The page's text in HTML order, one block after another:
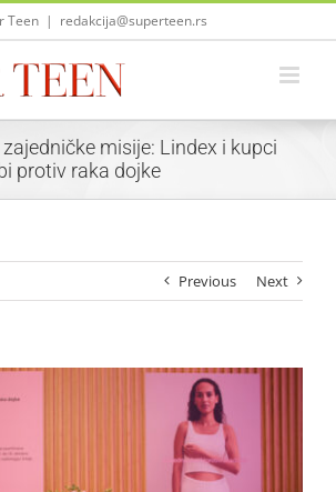
Teen | redakcija@superteen.rs
misije: Lindex i kupci
protiv raka dojke
Previous Next